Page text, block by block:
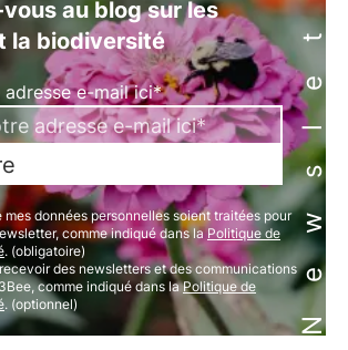
Newsletter
au blog sur les
la biodiversité
e-mail ici*
données personnelles soient traitées pour
comme indiqué dans laPolitique de
. (obligatoire)
des newsletters et des communications
comme indiqué dans laPolitique de
. (optionnel)